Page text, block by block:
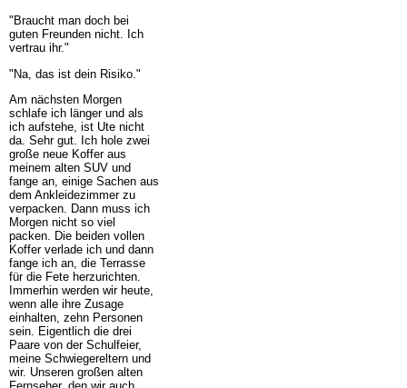
"Braucht man doch bei
guten Freunden nicht. Ich
vertrau ihr."
"Na, das ist dein Risiko."
Am nächsten Morgen
schlafe ich länger und als
ich aufstehe, ist Ute nicht
da. Sehr gut. Ich hole zwei
große neue Koffer aus
meinem alten SUV und
fange an, einige Sachen aus
dem Ankleidezimmer zu
verpacken. Dann muss ich
Morgen nicht so viel
packen. Die beiden vollen
Koffer verlade ich und dann
fange ich an, die Terrasse
für die Fete herzurichten.
Immerhin werden wir heute,
wenn alle ihre Zusage
einhalten, zehn Personen
sein. Eigentlich die drei
Paare von der Schulfeier,
meine Schwiegereltern und
wir. Unseren großen alten